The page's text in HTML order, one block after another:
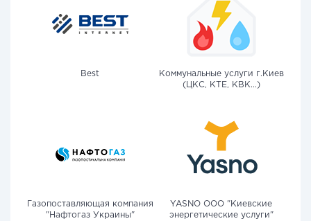
Best
Коммунальные услуги г.Киев
(ЦКС, КТЕ, КВК...)
Газопоставляющая компания
"Нафтогаз Украины"
YASNO OOO "Киевские
энергетические услуги"